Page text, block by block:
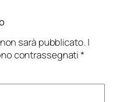
sarà pubblicato. I
contrassegnati*